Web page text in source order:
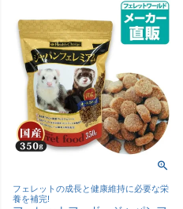
フェレットの成長と健康維持に必要な栄
養を補完!